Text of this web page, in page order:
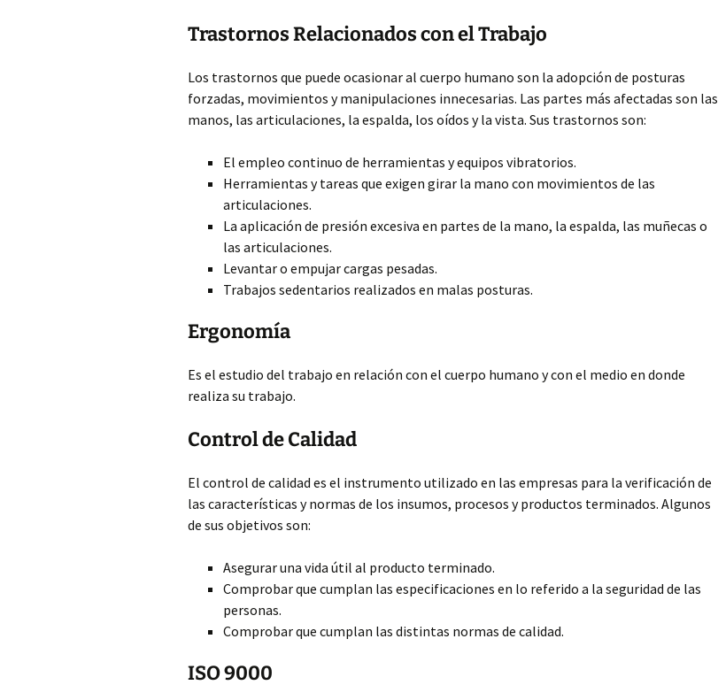
Trastornos Relacionados con el Trabajo
Los trastornos que puede ocasionar al cuerpo humano son la adopción de posturas
forzadas, movimientos y manipulaciones innecesarias. Las partes más afectadas son las
manos, las articulaciones, la espalda, los oídos y la vista. Sus trastornos son:
El empleo continuo de herramientas y equipos vibratorios.
Herramientas y tareas que exigen girar la mano con movimientos de las
articulaciones.
La aplicación de presión excesiva en partes de la mano, la espalda, las muñecas o
las articulaciones.
Levantar o empujar cargas pesadas.
Trabajos sedentarios realizados en malas posturas.
Ergonomía
Es el estudio del trabajo en relación con el cuerpo humano y con el medio en donde
realiza su trabajo.
Control de Calidad
El control de calidad es el instrumento utilizado en las empresas para la verificación de
las características y normas de los insumos, procesos y productos terminados. Algunos
de sus objetivos son:
Asegurar una vida útil al producto terminado.
Comprobar que cumplan las especificaciones en lo referido a la seguridad de las
personas.
Comprobar que cumplan las distintas normas de calidad.
ISO 9000